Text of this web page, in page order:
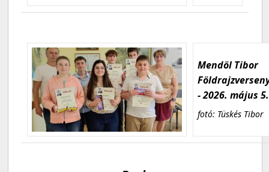
Mendöl Tibor
- 2026. május 5.
fotó: Tüskés Tibor